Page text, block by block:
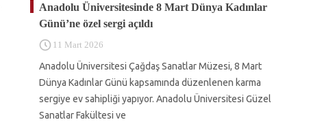
Anadolu Üniversitesinde 8 Mart Dünya Kadınlar
Günü’ne özel sergi açıldı
11 Mart 2026
Anadolu Üniversitesi Çağdaş Sanatlar Müzesi, 8 Mart
Dünya Kadınlar Günü kapsamında düzenlenen karma
sergiye ev sahipliği yapıyor. Anadolu Üniversitesi Güzel
Sanatlar Fakültesi ve